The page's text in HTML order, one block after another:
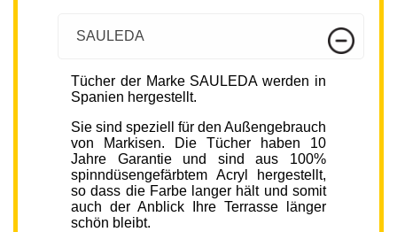
SAULEDA
Tücher der Marke SAULEDA werden in
Spanien hergestellt.
Sie sind speziell für den Außengebrauch
von Markisen. Die Tücher haben 10
Jahre Garantie und sind aus 100%
spinndüsengefärbtem Acryl hergestellt,
so dass die Farbe langer hält und somit
auch der Anblick Ihre Terrasse länger
schön bleibt.